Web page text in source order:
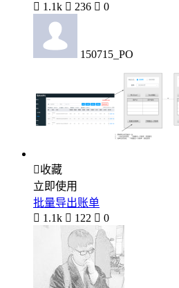
 1.1k  236  0
150715_PO
收藏
立即使用
批量导出账单
 1.1k  122  0